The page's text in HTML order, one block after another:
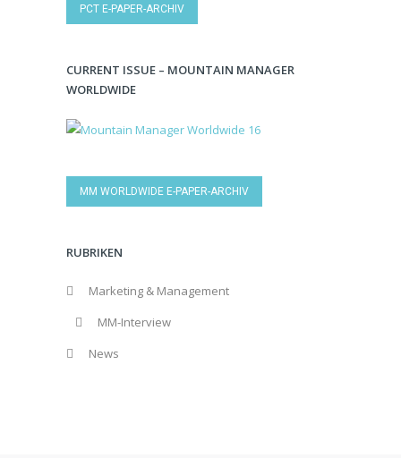
PCT E-PAPER-ARCHIV
CURRENT ISSUE – MOUNTAIN MANAGER
WORLDWIDE
MM WORLDWIDE E-PAPER-ARCHIV
RUBRIKEN
Marketing & Management
MM-Interview
News